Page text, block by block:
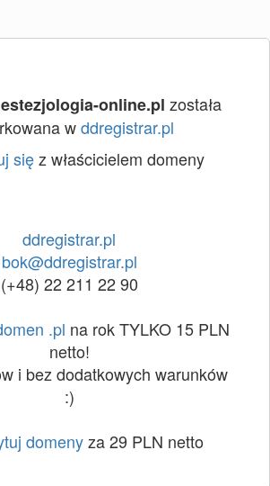
online.pl została
wddregistrar.pl
sięz właścicielem domeny
ddregistrar.pl
bok@ddregistrar.pl
(+48) 22 211 22 90
.pl na rok TYLKO 15 PLN
netto!
i bez dodatkowych warunków
:)
domenyza 29 PLN netto